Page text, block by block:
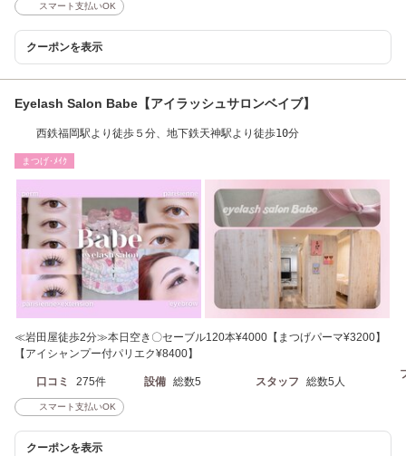
スマート支払いOK
クーポンを表示
Eyelash Salon Babe【アイラッシュサロンベイブ】
西鉄福岡駅より徒歩５分、地下鉄天神駅より徒歩10分
まつげ･ﾒｲｸ
≪岩田屋徒歩2分≫本日空き〇セーブル120本¥4000【まつげパーマ¥3200】
【アイシャンプー付パリエク¥8400】
口コミ 275件 設備 総数5 スタッフ 総数5人
スマート支払いOK
クーポンを表示